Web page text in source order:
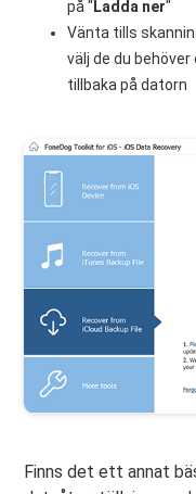
på "Ladda ner"
Vänta tills
välj de du behöver
tillbaka på datorn
Finns det ett annat